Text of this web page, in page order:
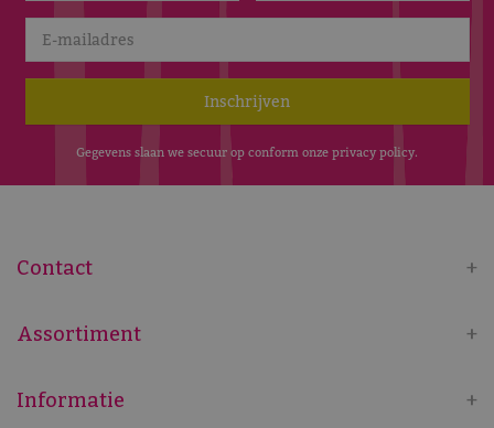
Gegevens slaan we secuur op conform onze privacy policy.
Contact
Assortiment
Informatie